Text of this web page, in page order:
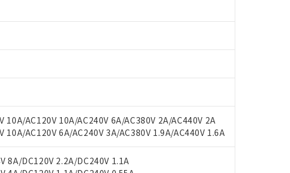
10A/AC120V 10A/AC240V 6A/AC380V 2A/AC440V 2A
10A/AC120V 6A/AC240V 3A/AC380V 1.9A/AC440V 1.6A
8A/DC120V 2.2A/DC240V 1.1A
ただき、同意のうえご利用ください。
社制御機器事業取扱商品の当社在庫状況および標準価格(税抜)を提供させ
取扱商品の中には、本サービスの対象外となる商品もあることをご了承
れた時点での実際の在庫および標準価格とは異なる場合があることをご
令（10物質）の非含有に対応した製品に切り替える予定のある商品です。
指令（10物質）の非含有に非対応の商品で、対応品を出す予定はあり
料など無形物で、有害物質有無と関係のない商品です。
、非含有部品としていたものが、含有品と判明した場合などやむを得ず変
(Hg) 1000ppm以下、 カドミウム(Cd) 100ppm以下、
以下、ポリ臭化ビフェニル類(PBB) 1000ppm以下、ポリ臭化ジフェニルエーテル類(PBDE)
視および制御機器に対する適用除外項目は除く。
については閾値を超える意図的な使用がないことを確認しています。
表
有率が中国RoHSの基準値以下であることを示します。
当社販売部門へお問い合わせください。
(GB/T26572)：
) : 1000ppm、 Cd(カドミウム) : 100ppm、
、 PBBs(ポリ臭化ビフェニル類) : 1000ppm、 PBDEs(ポリ臭化ジフェニルエーテル類) :
社製品のうち、外国為替および外国貿易法に定める商品（以下｢規制貨物
国外への提供する場合は、日本国政府の輸出許可(または役務取引許可)を
きをとります。